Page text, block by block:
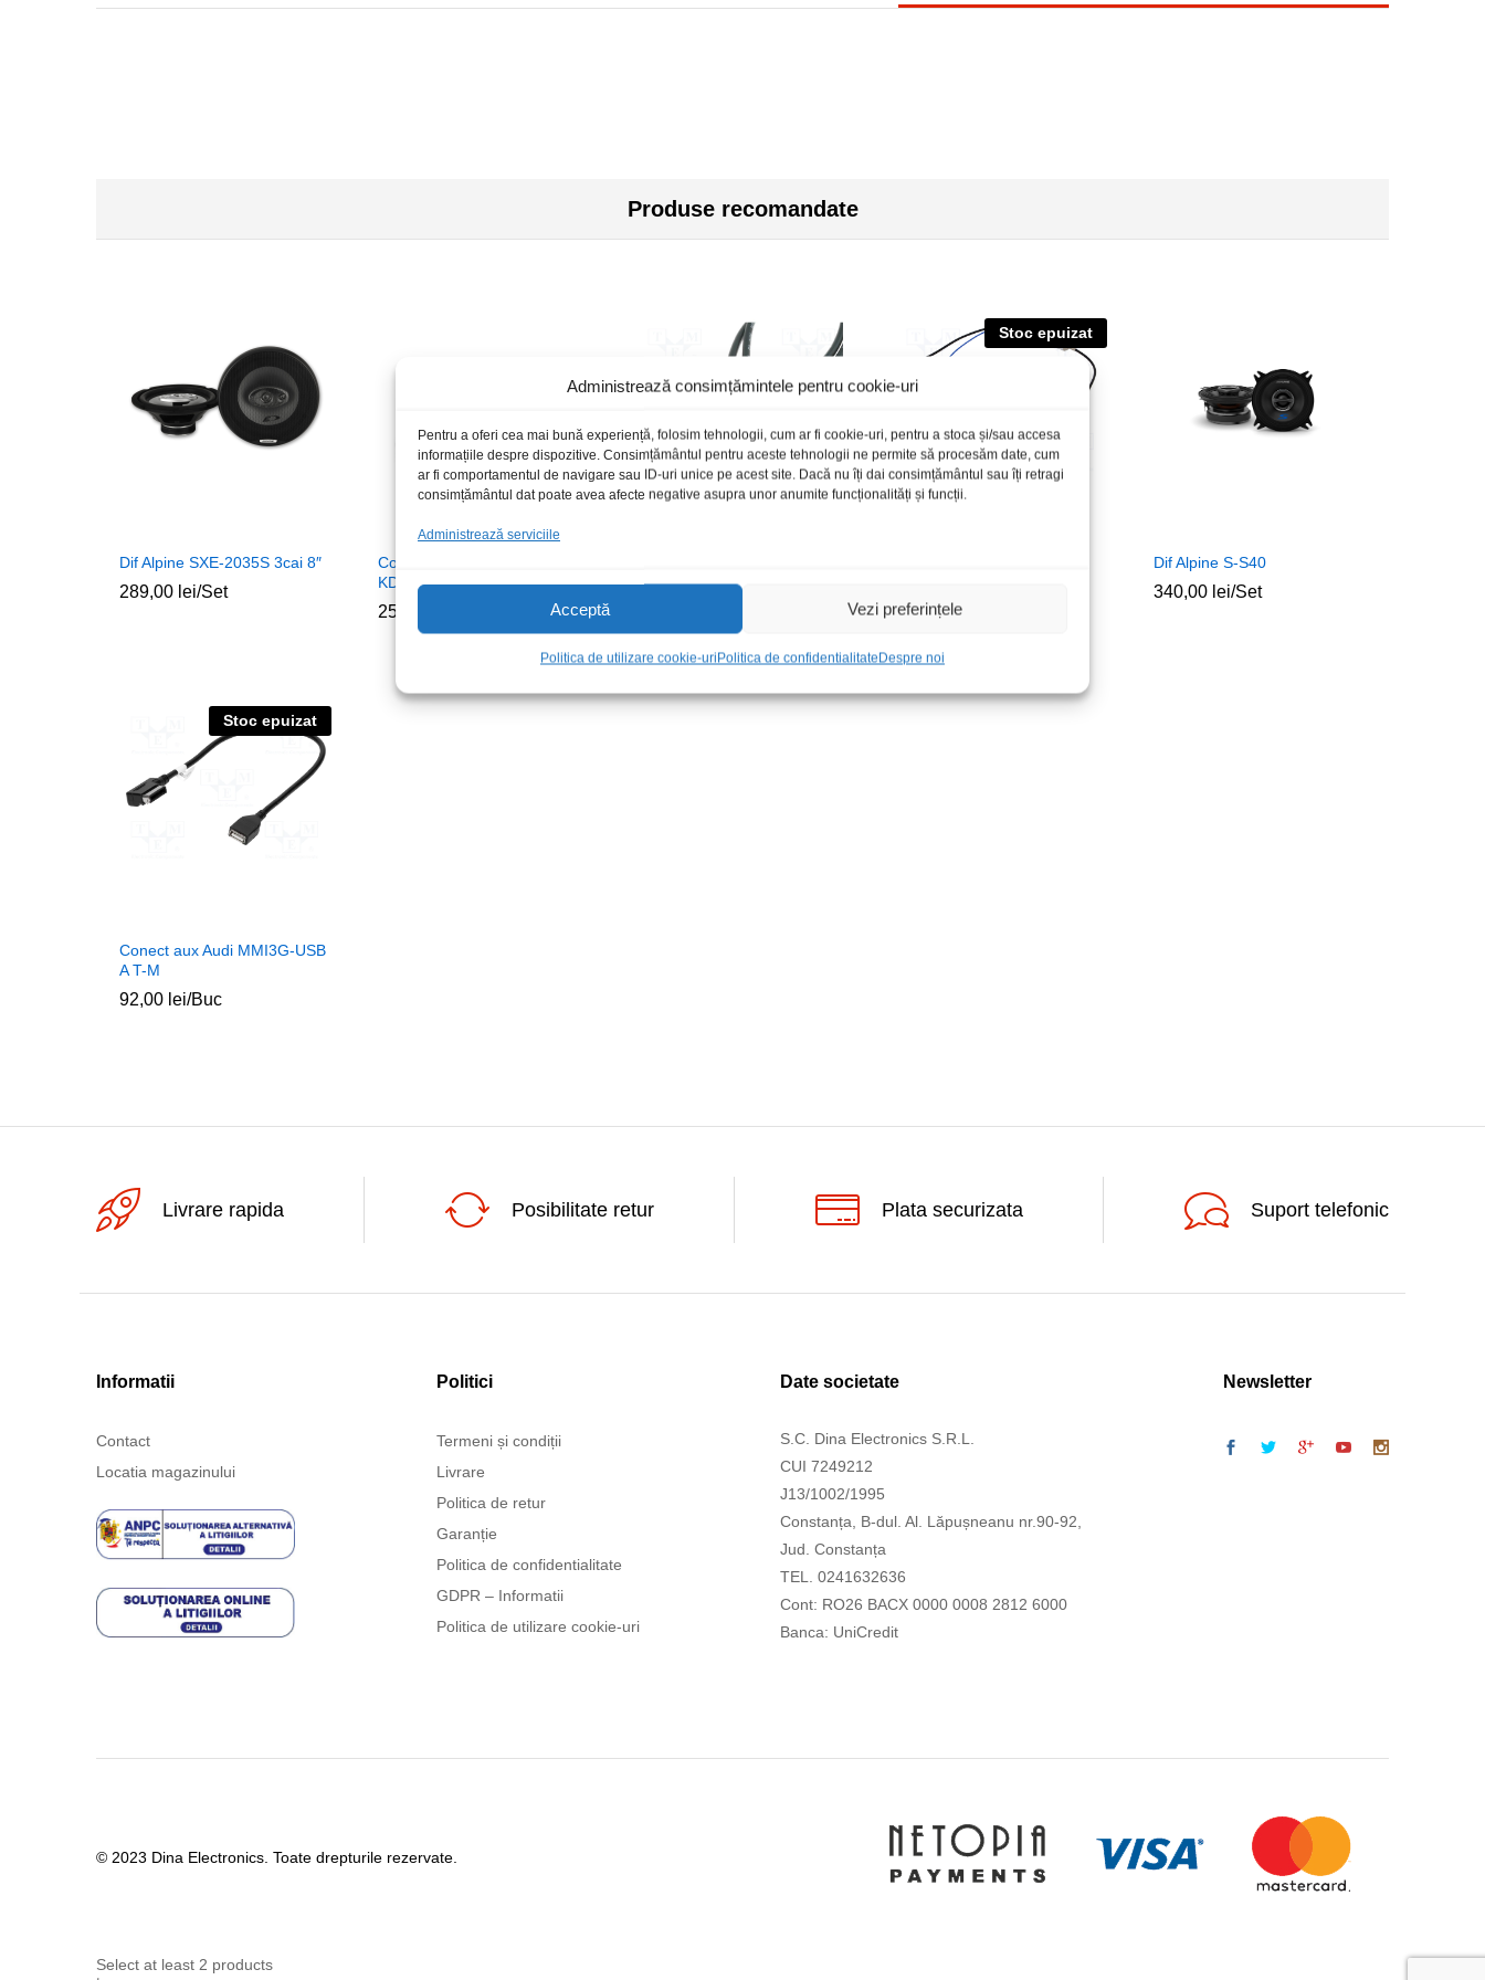
Administrează consimțămintele pentru cookie-uri
Pentru a oferi cea mai bună experiență, folosim tehnologii, cum ar fi cookie-uri, pentru a stoca și/sau accesa
informațiile despre dispozitive. Consimțământul pentru aceste tehnologii ne permite să procesăm date, cum
ar fi comportamentul de navigare sau ID-uri unice pe acest site. Dacă nu îți dai consimțământul sau îți retragi
consimțământul dat poate avea afecte negative asupra unor anumite funcționalități și funcții.
Administrează serviciile
Acceptă Vezi preferințele
Politica de utilizare cookie-uriPolitica de confidentialitateDespre noi
Produse recomandate
Dif Alpine SXE-2035S 3cai 8″
289,00 lei/Set
Conector ISO Kenwood
KDC3080 16pini
25,00
m
Stoc epuizat
20,00lei
Dif Alpine S-S40
340,00 lei/Set
Stoc epuizat
Conect aux Audi MMI3G-USB
A T-M
92,00 lei/Buc
Livrare rapida Posibilitate retur Plata securizata Suport telefonic
Informatii
Contact
Locatia magazinului
Politici
Termeni și condiții
Livrare
Politica de retur
Garanție
Politica de confidentialitate
GDPR – Informatii
Politica de utilizare cookie-uri
Date societate
S.C. Dina Electronics S.R.L.
CUI 7249212
J13/1002/1995
Constanța, B-dul. Al. Lăpușneanu nr.90-92,
Jud. Constanța
TEL. 0241632636
Cont: RO26 BACX 0000 0008 2812 6000
Banca: UniCredit
Newsletter
© 2023 Dina Electronics. Toate drepturile rezervate.
Select at least 2 products